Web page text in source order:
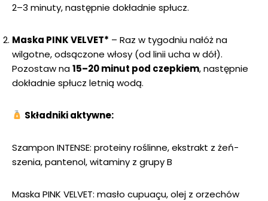
2–3 minuty, następnie dokładnie spłucz.
Maska PINK VELVET* – Raz w tygodniu nałóż na
wilgotne, odsączone włosy (od linii ucha w dół).
Pozostaw na15–20 minut pod czepkiem, następnie
dokładnie spłucz letnią wodą.
Składniki aktywne:
Szampon INTENSE: proteiny roślinne, ekstrakt z żeń-
szenia, pantenol, witaminy z grupy B
Maska PINK VELVET: masło cupuaçu, olej z orzechów